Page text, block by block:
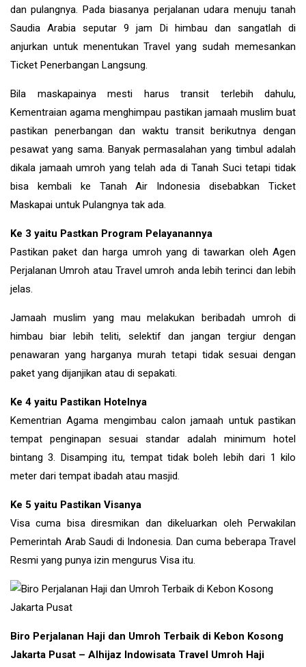
dan pulangnya. Pada biasanya perjalanan udara menuju tanah
Saudia Arabia seputar 9 jam Di himbau dan sangatlah di
anjurkan untuk menentukan Travel yang sudah memesankan
Ticket Penerbangan Langsung.
Bila maskapainya mesti harus transit terlebih dahulu,
Kementraian agama menghimpau pastikan jamaah muslim buat
pastikan penerbangan dan waktu transit berikutnya dengan
pesawat yang sama. Banyak permasalahan yang timbul adalah
dikala jamaah umroh yang telah ada di Tanah Suci tetapi tidak
bisa kembali ke Tanah Air Indonesia disebabkan Ticket
Maskapai untuk Pulangnya tak ada.
Ke 3 yaitu Pastkan Program Pelayanannya
Pastikan paket dan harga umroh yang di tawarkan oleh Agen
Perjalanan Umroh atau Travel umroh anda lebih terinci dan lebih
jelas.
Jamaah muslim yang mau melakukan beribadah umroh di
himbau biar lebih teliti, selektif dan jangan tergiur dengan
penawaran yang harganya murah tetapi tidak sesuai dengan
paket yang dijanjikan atau di sepakati.
Ke 4 yaitu Pastikan Hotelnya
Kementrian Agama mengimbau calon jamaah untuk pastikan
tempat penginapan sesuai standar adalah minimum hotel
bintang 3. Disamping itu, tempat tidak boleh lebih dari 1 kilo
meter dari tempat ibadah atau masjid.
Ke 5 yaitu Pastikan Visanya
Visa cuma bisa diresmikan dan dikeluarkan oleh Perwakilan
Pemerintah Arab Saudi di Indonesia. Dan cuma beberapa Travel
Resmi yang punya izin mengurus Visa itu.
Biro Perjalanan Haji dan Umroh Terbaik di Kebon Kosong
Jakarta Pusat – Alhijaz Indowisata Travel Umroh Haji